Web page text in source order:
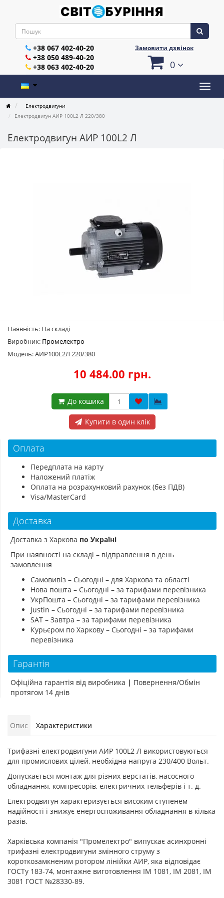
+38 067 402-40-20
+38 050 489-40-20
+38 063 402-40-20
Замовити дзвінок
0
Електродвигуни
Електродвигун АИР 100L2 Л 220/380
Електродвигун АИР 100L2 Л
Наявність: На складі
Виробник: Промелектро
Модель: АИР100L2Л 220/380
10 484.00 грн.
До кошика
Купити в один клік
Оплата
Передплата на карту
Наложений платіж
Оплата на розрахунковий рахунок (без ПДВ)
Visa/MasterCard
Доставка
Доставка з Харкова по Україні
При наявності на складі – відправлення в день
замовлення
Самовивіз – Сьогодні – для Харкова та області
Нова пошта – Сьогодні – за тарифами перевізника
УкрПошта – Сьогодні – за тарифами перевізника
Justin – Сьогодні – за тарифами перевізника
SAT – Завтра – за тарифами перевізника
Курьєром по Харкову – Сьогодні – за тарифами
перевізника
Гарантія
Офіційна гарантія від виробника | Повернення/Обмін
протягом 14 днів
Опис Характеристики
Трифазні електродвигуни АИР 100L2 Л використовуються
для промислових цілей, необхідна напруга 230/400 Вольт.
Допускається монтаж для різних верстатів, насосного
обладнання, компресорів, електричних тельферів і т. д.
Електродвигун характеризується високим ступенем
надійності і знижує енергоспоживання обладнання в кілька
разів.
Харківська компанія "Промелектро" випускає асинхронні
трифазні електродвигуни змінного струму з
короткозамкненим ротором лінійки АИР, яка відповідає
ГОСТу 183-74, монтажне виготовлення IM 1081, IM 2081, IM
3081 ГОСТ №28330-89.